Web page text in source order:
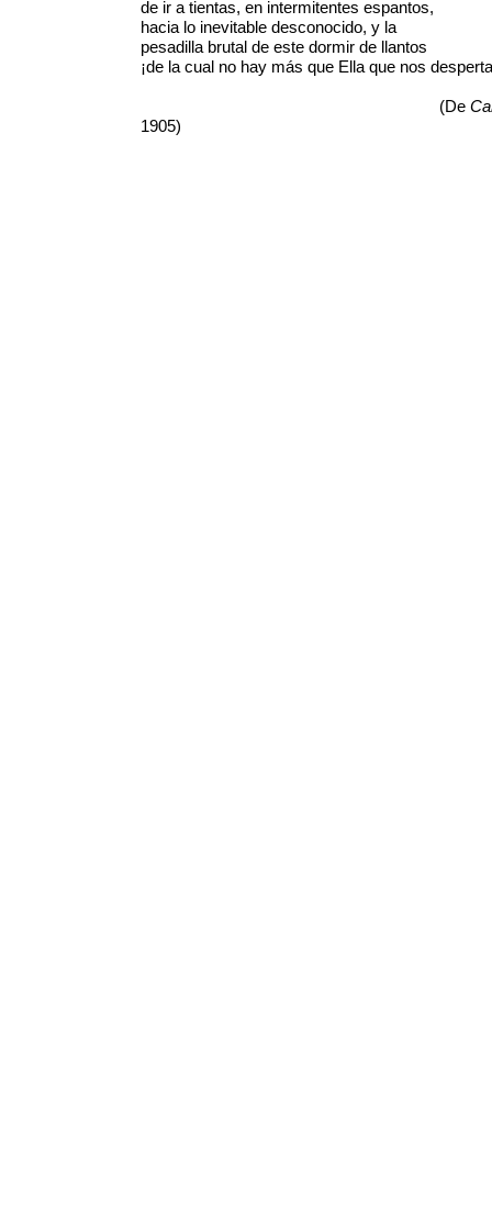
de ir a tientas, en intermitentes espantos,
hacia lo inevitable desconocido, y la
pesadilla brutal de este dormir de llantos
¡de la cual no hay más que Ella que nos
(De
1905)